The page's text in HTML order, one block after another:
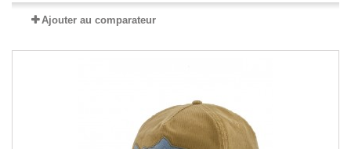
Ajouter au comparateur